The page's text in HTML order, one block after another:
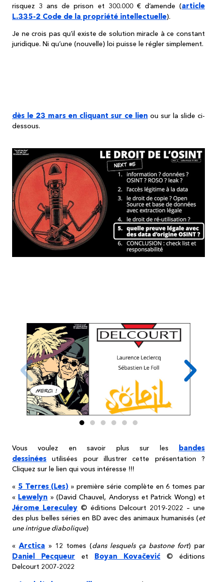
risquez 3 ans de prison et 300.000 € d’amende (article
L.335-2 Code de la propriété intellectuelle).
Je ne crois pas qu’il existe de solution miracle à ce constant
juridique. Ni qu’une (nouvelle) loi puisse le régler simplement.
dès le 23 mars en cliquant sur ce lien ou sur la slide ci-
dessous.
Vous voulez en savoir plus sur les bandes
dessinées utilisées pour illustrer cette présentation ?
Cliquez sur le lien qui vous intéresse !!!
« 5 Terres (Les) » première série complète en 6 tomes par
« Lewelyn » (David Chauvel, Andoryss et Patrick Wong) et
Jérome Lereculey© éditions Delcourt 2019-2022 – une
des plus belles séries en BD avec des animaux humanisés (et
une intrigue diabolique)
« Arctica » 12 tomes (dans lesquels ça bastone fort) par
Daniel Pecqueur et Boyan Kovačević © éditions
Delcourt 2007-2022